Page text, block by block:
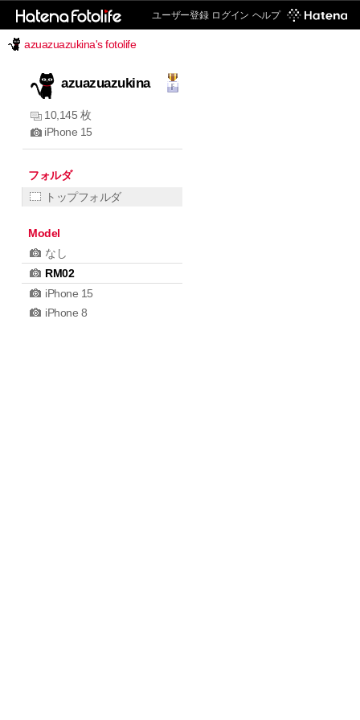
ユーザー登録 ログイン ヘルプ
azuazuazukina's fotolife
azuazuazukina
10,145 枚
iPhone 15
フォルダ
トップフォルダ
Model
なし
RM02
iPhone 15
iPhone 8